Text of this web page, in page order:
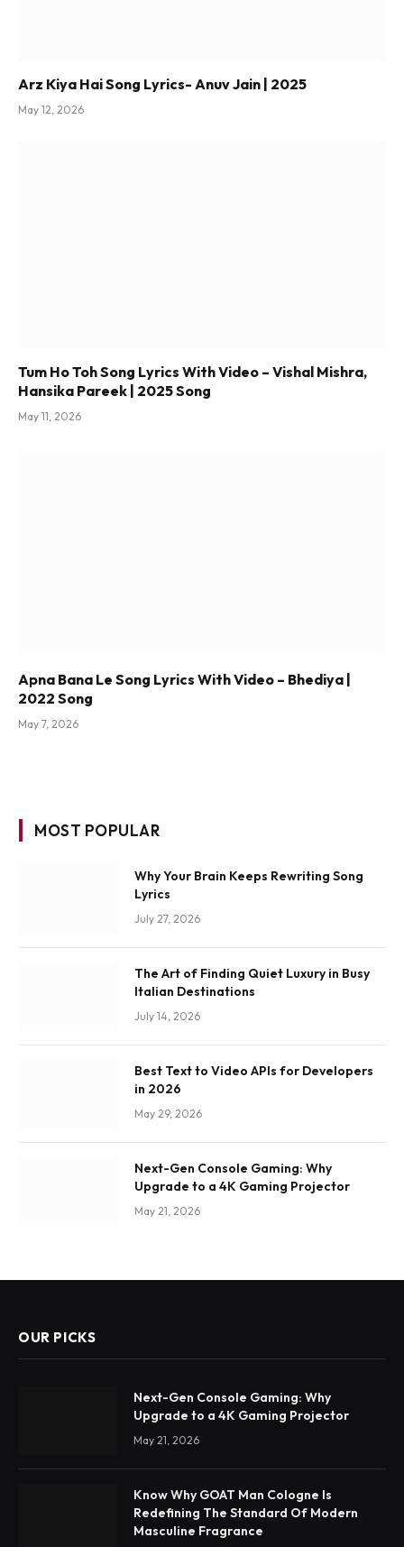
Arz Kiya Hai Song Lyrics- Anuv Jain | 2025
May 12, 2026
Tum Ho Toh Song Lyrics With Video – Vishal Mishra,
Hansika Pareek | 2025 Song
May 11, 2026
Apna Bana Le Song Lyrics With Video – Bhediya |
2022 Song
May 7, 2026
MOST POPULAR
Why Your Brain Keeps Rewriting Song
Lyrics
July 27, 2026
The Art of Finding Quiet Luxury in Busy
Italian Destinations
July 14, 2026
Best Text to Video APIs for Developers
in 2026
May 29, 2026
Next-Gen Console Gaming: Why
Upgrade to a 4K Gaming Projector
May 21, 2026
OUR PICKS
Next-Gen Console Gaming: Why
Upgrade to a 4K Gaming Projector
May 21, 2026
Know Why GOAT Man Cologne Is
Redefining The Standard Of Modern
Masculine Fragrance